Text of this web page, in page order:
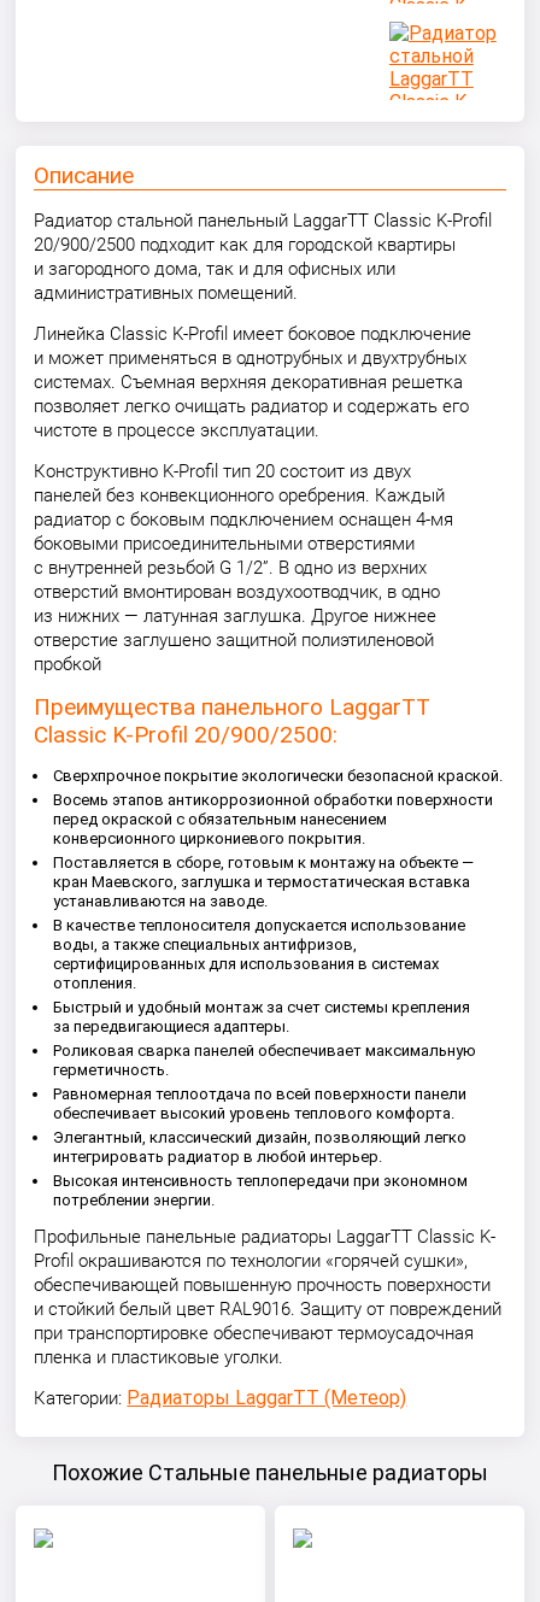
Описание
Радиатор стальной панельный LaggarTT Classic K-Profil
20/900/2500 подходит как для городской квартиры
и загородного дома, так и для офисных или
административных помещений.
Линейка Classic K-Profil имеет боковое подключение
и может применяться в однотрубных и двухтрубных
системах. Съемная верхняя декоративная решетка
позволяет легко очищать радиатор и содержать его
чистоте в процессе эксплуатации.
Конструктивно K-Profil тип 20 состоит из двух
панелей без конвекционного оребрения. Каждый
радиатор с боковым подключением оснащен 4-мя
боковыми присоединительными отверстиями
с внутренней резьбой G 1/2”. В одно из верхних
отверстий вмонтирован воздухоотводчик, в одно
из нижних — латунная заглушка. Другое нижнее
отверстие заглушено защитной полиэтиленовой
пробкой
Преимущества панельного LaggarTT
Classic K-Profil 20/900/2500:
Сверхпрочное покрытие экологически безопасной краской.
Восемь этапов антикоррозионной обработки поверхности
перед окраской с обязательным нанесением
конверсионного циркониевого покрытия.
Поставляется в сборе, готовым к монтажу на объекте —
кран Маевского, заглушка и термостатическая вставка
устанавливаются на заводе.
В качестве теплоносителя допускается использование
воды, а также специальных антифризов,
сертифицированных для использования в системах
отопления.
Быстрый и удобный монтаж за счет системы крепления
за передвигающиеся адаптеры.
Роликовая сварка панелей обеспечивает максимальную
герметичность.
Равномерная теплоотдача по всей поверхности панели
обеспечивает высокий уровень теплового комфорта.
Элегантный, классический дизайн, позволяющий легко
интегрировать радиатор в любой интерьер.
Высокая интенсивность теплопередачи при экономном
потреблении энергии.
Профильные панельные радиаторы LaggarTT Classic K-
Profil окрашиваются по технологии «горячей сушки»,
обеспечивающей повышенную прочность поверхности
и стойкий белый цвет RAL9016. Защиту от повреждений
при транспортировке обеспечивают термоусадочная
пленка и пластиковые уголки.
Категории: Радиаторы LaggarTT (Метеор)
Похожие Стальные панельные радиаторы